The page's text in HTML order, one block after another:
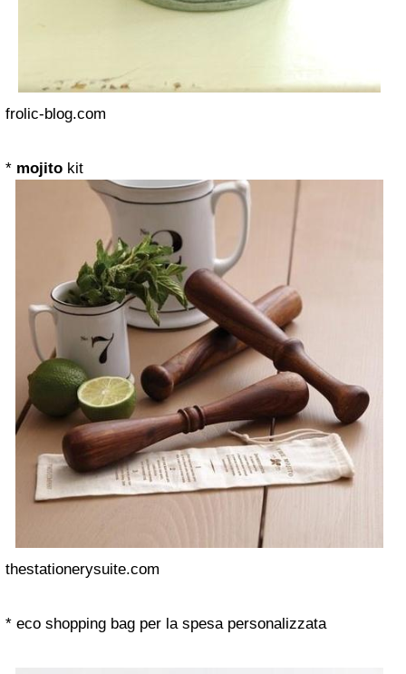
frolic-blog.com
* mojito kit
thestationerysuite.com
* eco shopping bag per la spesa personalizzata